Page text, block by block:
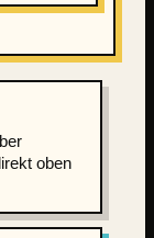
oben